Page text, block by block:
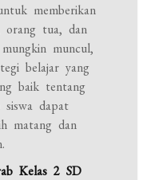
memberikan
orang tua, dan
muncul,
belajar yang
baik tentang
dapat
matang dan
Kelas 2 SD